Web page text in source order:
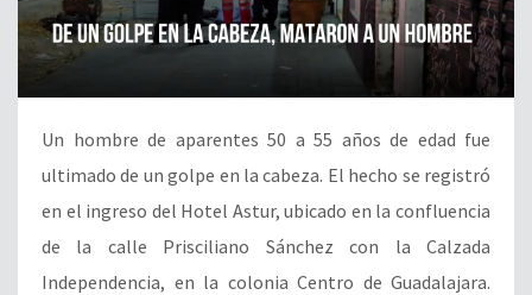
Un hombre de aparentes 50 a 55 años de edad fue
ultimado de un golpe en la cabeza. El hecho se registró
en el ingreso del Hotel Astur, ubicado en la confluencia
de la calle Prisciliano Sánchez con la Calzada
Independencia, en la colonia Centro de Guadalajara.